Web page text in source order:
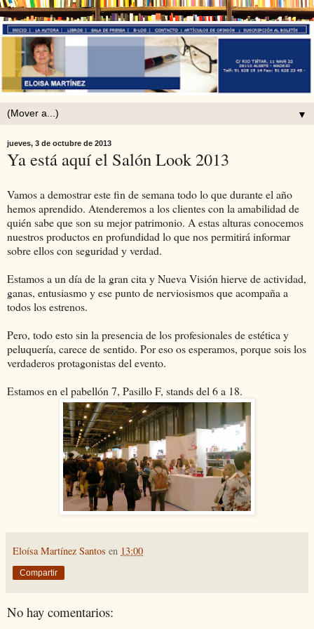
▼
jueves, 3 de octubre de 2013
Ya está aquí el Salón Look 2013
Vamos a demostrar este fin de semana todo lo que durante el año
hemos aprendido. Atenderemos a los clientes con la amabilidad de
quién sabe que son su mejor patrimonio. A estas alturas conocemos
nuestros productos en profundidad lo que nos permitirá informar
sobre ellos con seguridad y verdad.
Estamos a un día de la gran cita y Nueva Visión hierve de actividad,
ganas, entusiasmo y ese punto de nerviosismos que acompaña a
todos los estrenos.
Pero, todo esto sin la presencia de los profesionales de estética y
peluquería, carece de sentido. Por eso os esperamos, porque sois los
verdaderos protagonistas del evento.
Estamos en el pabellón 7, Pasillo F, stands del 6 a 18.
Eloísa Martínez Santos en 13:00
Compartir
No hay comentarios: